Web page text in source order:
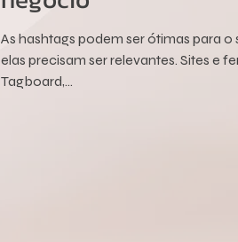
​As hashtags podem ser ótimas para o
elas precisam ser relevantes. Sites e
Tagboard,...